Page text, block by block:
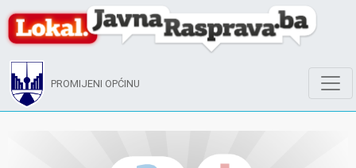
PROMIJENI OPĆINU